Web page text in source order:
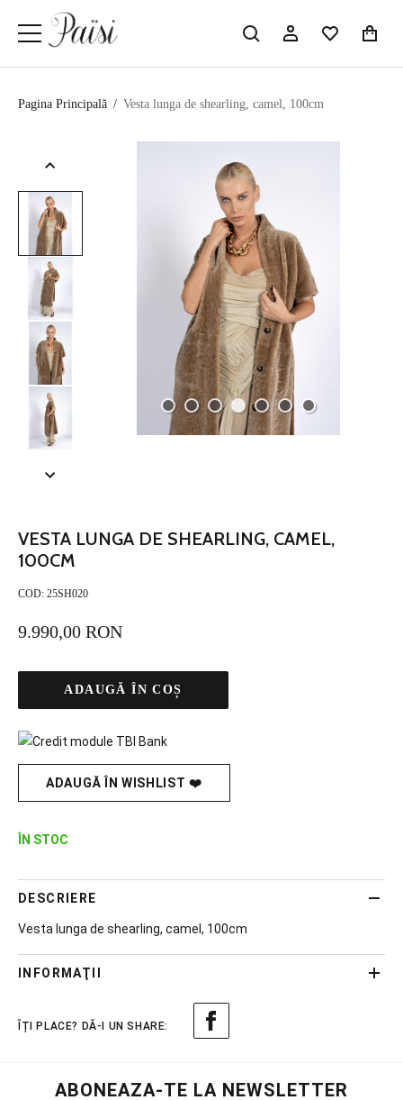
Pagina Principală / Vesta lunga de shearling, camel, 100cm
VESTA LUNGA DE SHEARLING, CAMEL,
100CM
COD: 25SH020
9.990,00 RON
ADAUGĂ ÎN COȘ
ADAUGĂ ÎN WISHLIST ❤️
ÎN STOC
DESCRIERE
Vesta lunga de shearling, camel, 100cm
INFORMAŢII
ABONEAZA-TE LA NEWSLETTER